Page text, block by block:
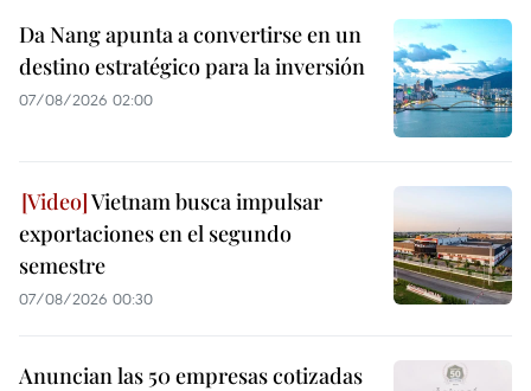
Da Nang apunta a convertirse en un
destino estratégico para la inversión
07/08/2026 02:00
Vietnam busca impulsar
exportaciones en el segundo
semestre
07/08/2026 00:30
Anuncian las 50 empresas cotizadas